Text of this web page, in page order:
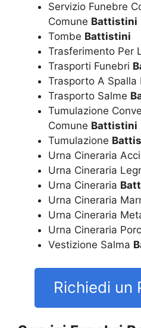
Servizio Funebre
Comune Battistini
Tombe Battistini
Trasferimento Per
Trasporti Funebri
Trasporto A Spalla
Trasporto Salme
Tumulazione
Comune Battistini
Tumulazione
Urna Cineraria
Urna Cineraria
Urna Cineraria
Urna Cineraria
Urna Cineraria
Urna Cineraria
Vestizione Salma
Richiedi un